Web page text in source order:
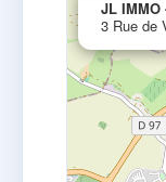
JL
3 Rue de